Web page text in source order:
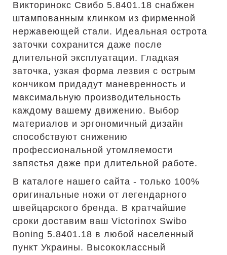
Викторинокс Свибо 5.8401.18 снабжен
штампованным клинком из фирменной
нержавеющей стали. Идеальная острота
заточки сохранится даже после
длительной эксплуатации. Гладкая
заточка, узкая форма лезвия с острым
кончиком придадут маневренность и
максимальную производительность
каждому вашему движению. Выбор
материалов и эргономичный дизайн
способствуют снижению
профессиональной утомляемости
запястья даже при длительной работе.
В каталоге нашего сайта - только 100%
оригинальные ножи от легендарного
швейцарского бренда. В кратчайшие
сроки доставим ваш Victorinox Swibo
Boning 5.8401.18 в любой населенный
пункт Украины. Высококлассный